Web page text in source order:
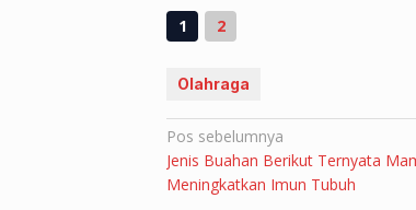
1
2
Olahraga
Navigasi
pos
Pos sebelumnya
Jenis Buahan Berikut Ternyata
Meningkatkan Imun Tubuh